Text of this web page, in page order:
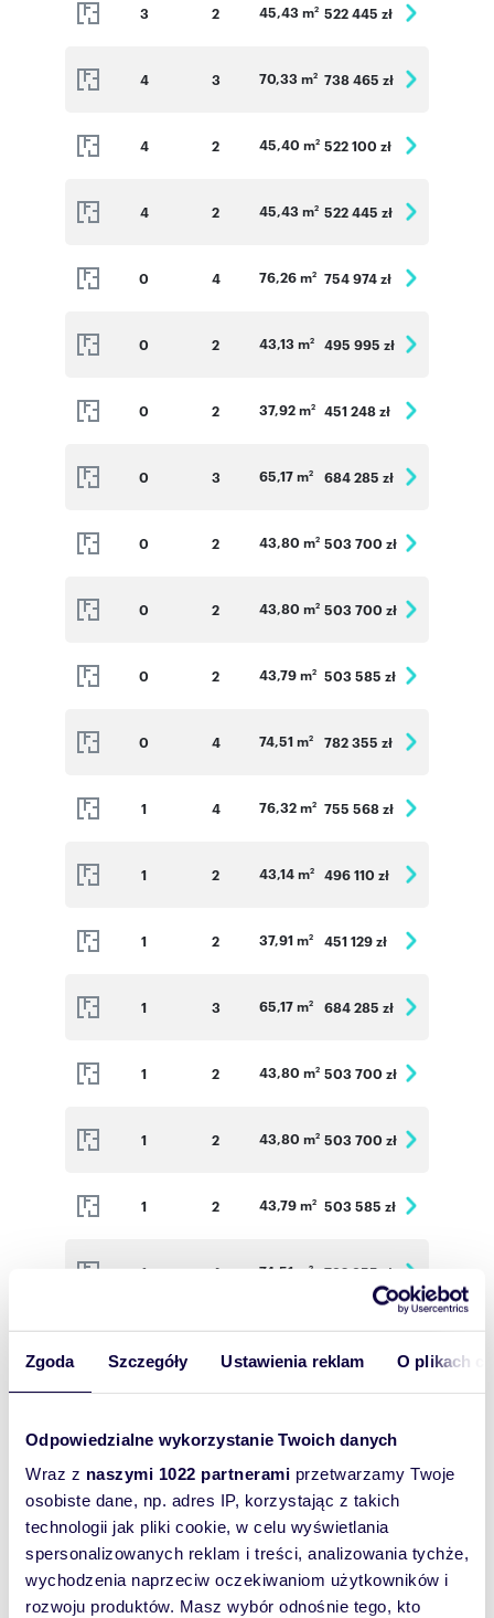
Zgoda Szczegóły Ustawienia reklam O plikach
Odpowiedzialne wykorzystanie Twoich danych
Wraz z naszymi 1022 partnerami przetwarzamy Twoje
osobiste dane, np. adres IP, korzystając z takich
technologii jak pliki cookie, w celu wyświetlania
spersonalizowanych reklam i treści, analizowania tychże,
wychodzenia naprzeciw oczekiwaniom użytkowników i
rozwoju produktów. Masz wybór odnośnie tego, kto
3 2 45,43 m2 522 445 zł
4 3 70,33 m2 738 465 zł
4 2 45,40 m2 522 100 zł
4 2 45,43 m2 522 445 zł
0 4 76,26 m2 754 974 zł
0 2 43,13 m2 495 995 zł
0 2 37,92 m2 451 248 zł
0 3 65,17 m2 684 285 zł
0 2 43,80 m2 503 700 zł
0 2 43,80 m2 503 700 zł
0 2 43,79 m2 503 585 zł
0 4 74,51 m2 782 355 zł
1 4 76,32 m2 755 568 zł
1 2 43,14 m2 496 110 zł
1 2 37,91 m2 451 129 zł
1 3 65,17 m2 684 285 zł
1 2 43,80 m2 503 700 zł
1 2 43,80 m2 503 700 zł
1 2 43,79 m2 503 585 zł
1 4 74,51 m2 782 355 zł
2 2 43,14 m 496 110 zł
2 3 65,17 m 684 285 zł
2 2 43,80 m2 503 700 zł
2 2 43,79 m 503 585 zł